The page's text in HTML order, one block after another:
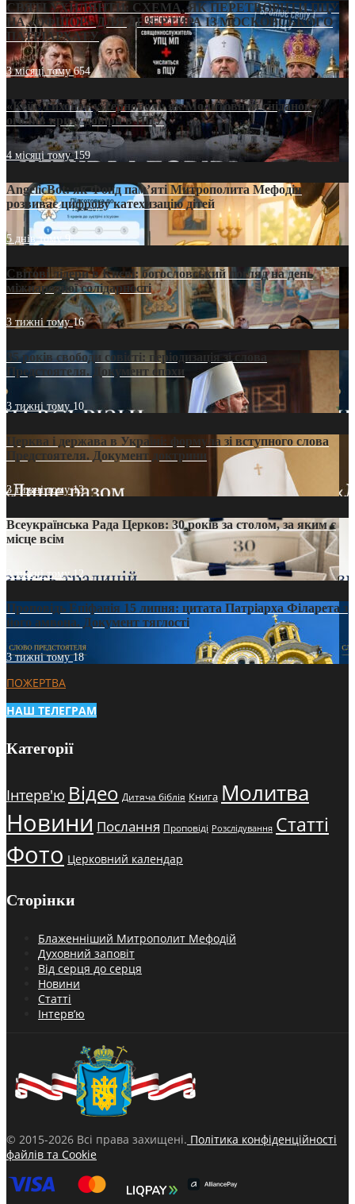
СВЯТІ УХИЛЯНТИ: СХЕМА, ЯК ПЕРЕТВОРИТИ ПЦУ
НА «ОФШОР» ДЛЯ ДЕЗЕРТИРА ІЗ МОСКОВСЬКОГО
ПАТРІАРХАТУ
3 місяці тому654
«Кейс Тихона» у Тернополі: як Молитовний сніданок
оголив кризу довіри в ПЦУ
4 місяці тому159
AngelicBot: як Фонд пам’яті Митрополита Мефодія
розвиває цифрову катехизацію дітей
5 днів тому9
Світові лідери в Києві: богословський погляд на день
міжнародної солідарності
3 тижні тому16
35 років свободи совісті: періодизація зі слова
Предстоятеля. Документ епохи
3 тижні тому 10
Церква і держава в Україні: формула зі вступного слова
Предстоятеля. Документ доктрини
3 тижні тому13
Всеукраїнська Рада Церков: 30 років за столом, за яким є
місце всім
3 тижні тому12
Проповідь Епіфанія 15 липня: цитата Патріарха Філарета з
його амвона. Документ тяглості
3 тижні тому18
ПОЖЕРТВА
НАШ ТЕЛЕГРАМ
Категорії
Інтерв'ю Відео Дитяча біблія Книга Молитва
Новини Послання Проповіді Розслідування Статті
Фото Церковний календар
Сторінки
Блаженніший Митрополит Мефодій
Духовний заповіт
Від серця до серця
Новини
Статті
Інтерв’ю
© 2015-2026 Всі права захищені. Політика конфіденційності
файлів та Cookie